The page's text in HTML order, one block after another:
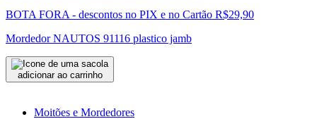
BOTA FORA - descontos no PIX e no Cartão R$29,90
Mordedor NAUTOS 91116 plastico jamb
adicionar ao carrinho
Moitões e Mordedores